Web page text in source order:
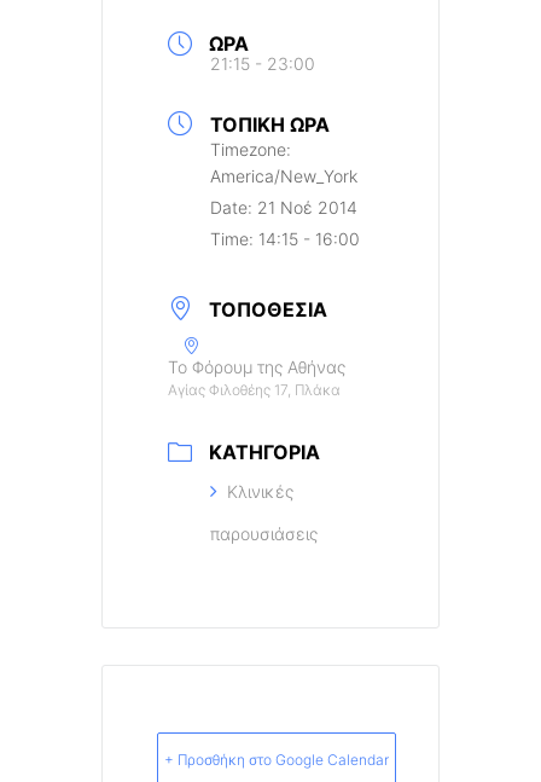
ΏΡΑ
21:15 - 23:00
ΤΟΠΙΚΉ ΏΡΑ
Timezone:
America/New_York
Date: 21 Νοέ 2014
Time: 14:15 - 16:00
ΤΟΠΟΘΕΣΊΑ
Το Φόρουμ της Αθήνας
Αγίας Φιλοθέης 17, Πλάκα
ΚΑΤΗΓΟΡΊΑ
Κλινικές
παρουσιάσεις
+ Προσθήκη στο Google Calendar